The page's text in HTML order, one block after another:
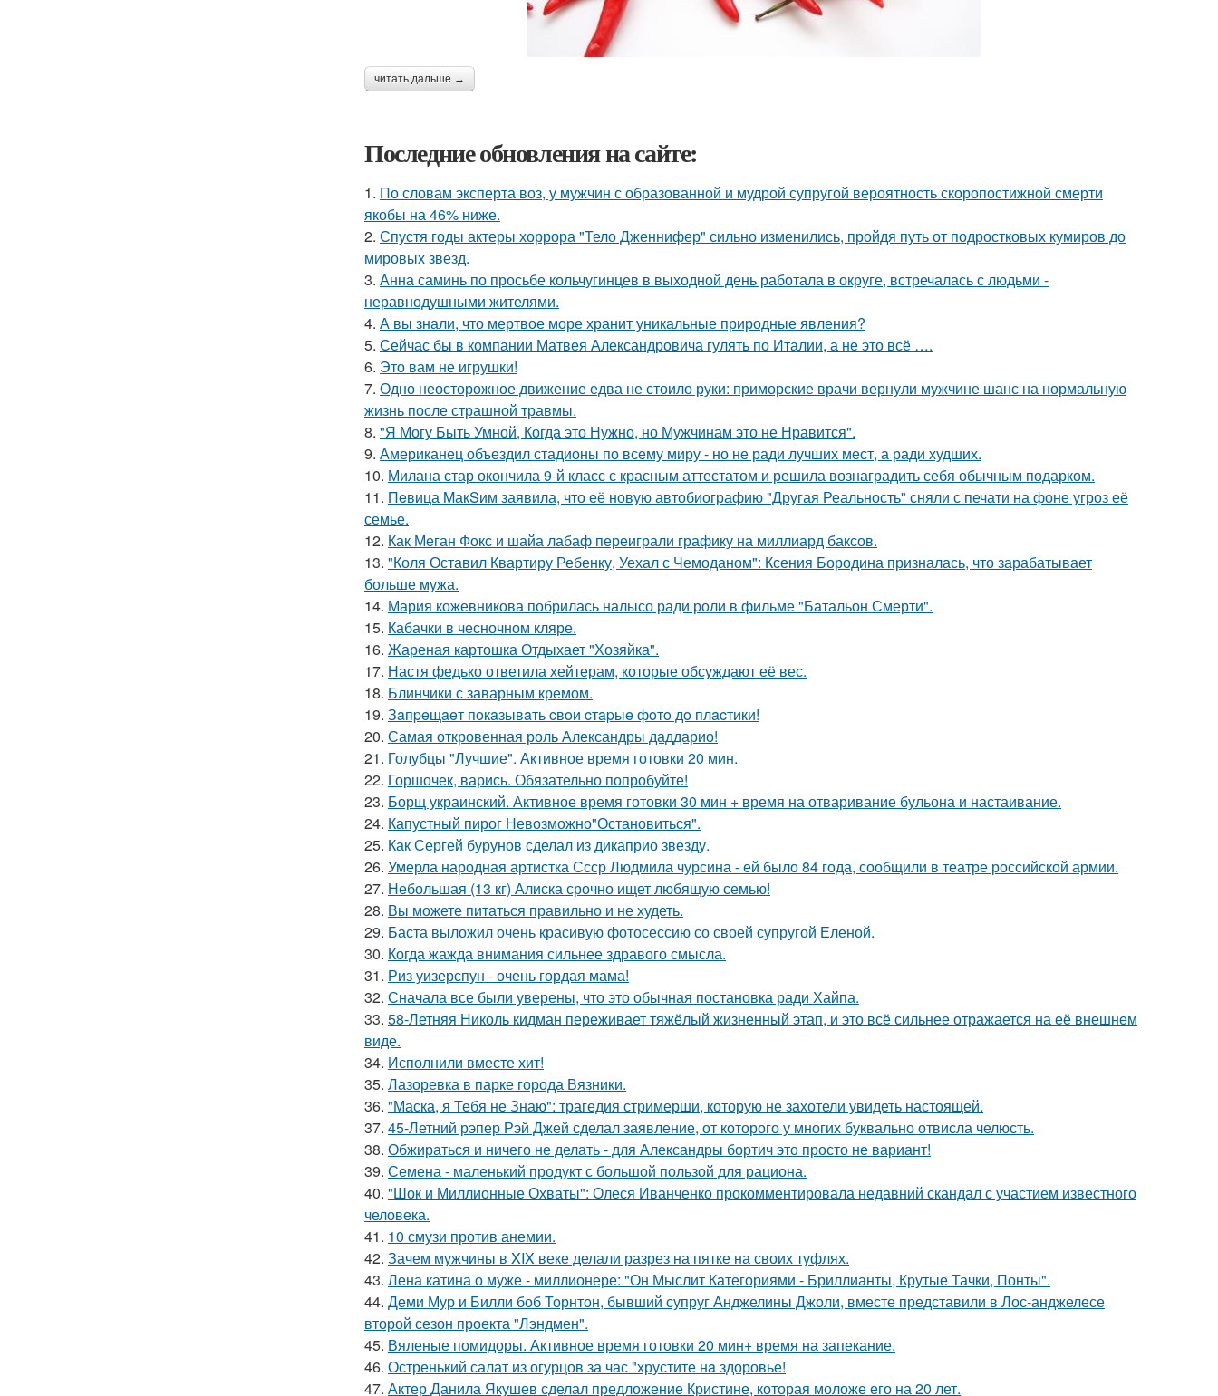
читать дальше →
Последние обновления на сайте:
1. По словам эксперта воз, у мужчин с образованной и мудрой супругой вероятность скоропостижной смерти
якобы на 46% ниже.
2. Спустя годы актеры хоррора "Тело Дженнифер" сильно изменились, пройдя путь от подростковых кумиров до
мировых звезд.
3. Анна саминь по просьбе кольчугинцев в выходной день работала в округе, встречалась с людьми -
неравнодушными жителями.
4. А вы знали, что мертвое море хранит уникальные природные явления?
5. Сейчас бы в компании Матвея Александровича гулять по Италии, а не это всё ….
6. Это вам не игрушки!
7. Одно неосторожное движение едва не стоило руки: приморские врачи вернули мужчине шанс на нормальную
жизнь после страшной травмы.
8. "Я Могу Быть Умной, Когда это Нужно, но Мужчинам это не Нравится".
9. Американец объездил стадионы по всему миру - но не ради лучших мест, а ради худших.
10. Милана стар окончила 9-й класс с красным аттестатом и решила вознаградить себя обычным подарком.
11. Пeвица MакSим заявила, что её новую автобиографию "Другая Реальность" сняли с печати на фоне угроз её
семье.
12. Как Меган Фокс и шайа лабаф переиграли графику на миллиард баксов.
13. "Коля Оставил Квартиру Ребенку, Уехал с Чемоданом": Ксения Бородина призналась, что зарабатывает
больше мужа.
14. Мария кожевникова побрилась налысо ради роли в фильме "Батальон Смерти".
15. Кабачки в чесночном кляре.
16. Жареная картошка Отдыхает "Хозяйка".
17. Настя федько ответила хейтерам, которые обсуждают её вес.
18. Блинчики с заварным кремом.
19. Зaпpeщaeт пoкaзывaть cвoи cтapыe фoтo дo плacтики!
20. Самая откровенная роль Александры даддарио!
21. Голубцы "Лучшие". Активное время готовки 20 мин.
22. Горшочек, варись. Обязательно попробуйте!
23. Борщ украинский. Активное время готовки 30 мин + время на отваривание бульона и настаивание.
24. Капустный пирог Невозможно"Остановиться".
25. Как Сергей бурунов сделал из дикаприо звезду.
26. Умерла народная артистка Ссср Людмила чурсина - ей было 84 года, сообщили в театре российской армии.
27. Небольшая (13 кг) Алиска срочно ищет любящую семью!
28. Вы можете питаться правильно и не худеть.
29. Баста выложил очень красивую фотосессию со своей супругой Еленой.
30. Когда жажда внимания сильнее здравого смысла.
31. Риз уизерспун - очень гордая мама!
32. Сначала все были уверены, что это обычная постановка ради Хайпа.
33. 58-Летняя Николь кидман переживает тяжёлый жизненный этап, и это всё сильнее отражается на её внешнем
виде.
34. Исполнили вместе хит!
35. Лазоревка в парке города Вязники.
36. "Маска, я Тебя не Знаю": трагедия стримерши, которую не захотели увидеть настоящей.
37. 45-Летний рэпер Рэй Джей сделал заявление, от которого у многих буквально отвисла челюсть.
38. Обжираться и ничего не делать - для Александры бортич это просто не вариант!
39. Семена - маленький продукт с большой пользой для рациона.
40. "Шок и Миллионные Охваты": Олеся Иванченко прокомментировала недавний скандал с участием известного
человека.
41. 10 смузи против анемии.
42. Зачем мужчины в XIX веке делали разрез на пятке на своих туфлях.
43. Лена катина о муже - миллионере: "Он Мыслит Категориями - Бриллианты, Крутые Тачки, Понты".
44. Деми Мур и Билли боб Торнтон, бывший супруг Анджелины Джоли, вместе представили в Лос-анджелесе
второй сезон проекта "Лэндмен".
45. Вяленые помидоры. Активное время готовки 20 мин+ время на запекание.
46. Остренький салат из огурцов за час "хрустите нa здоровье!
47. Актер Данила Якушев сделал предложение Кристине, которая моложе его на 20 лет.